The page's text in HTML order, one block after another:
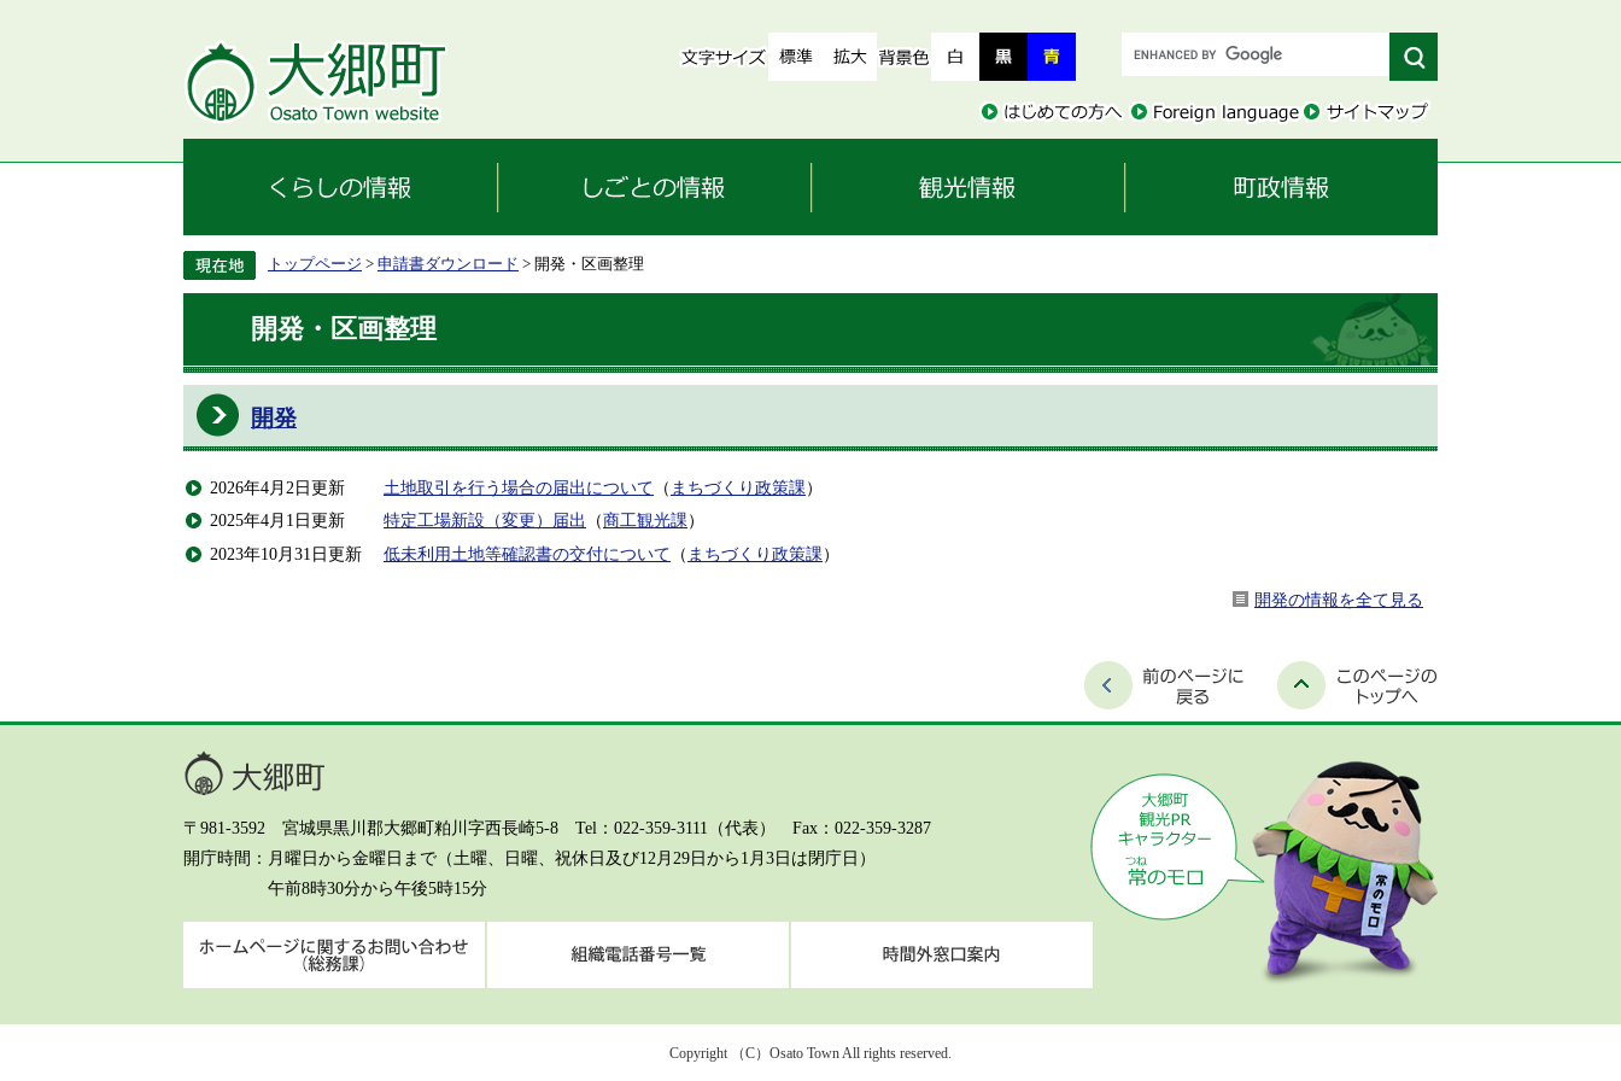
トップページ > 申請書ダウンロード > 開発・区画整理
開発・区画整理
開発
2026年4月2日更新 土地取引を行う場合の届出について （ まちづくり政策課）
2025年4月1日更新
特定工場新設（変更）届出 （商工観光課）
2023年10月31日更新
低未利用土地等確認書の交付について （ まちづくり政策課）
開発の情報を全て見る
〒981-3592 宮城県黒川郡大郷町粕川字西長崎5-8 Tel：022-359-3111（代表） Fax：022-359-3287
開庁時間
月曜日から金曜日まで（土曜、日曜、祝休日及び12月29日から1月3日は閉庁日）
午前8時30分から午後5時15分
Copyright （C）Osato Town All rights reserved.